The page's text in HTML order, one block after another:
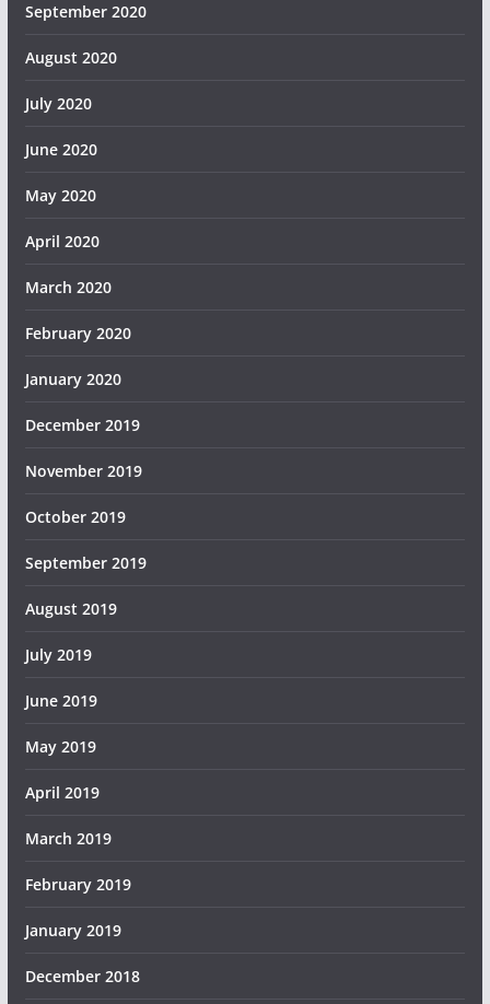
September 2020
August 2020
July 2020
June 2020
May 2020
April 2020
March 2020
February 2020
January 2020
December 2019
November 2019
October 2019
September 2019
August 2019
July 2019
June 2019
May 2019
April 2019
March 2019
February 2019
January 2019
December 2018